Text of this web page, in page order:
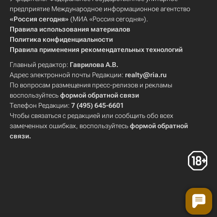
предприятие Международное информационное агентство
«Россия сегодня» (МИА «Россия сегодня»).
Правила использования материалов
Политика конфиденциальности
Правила применения рекомендательных технологий
Главный редактор: Гаврилова А.В.
Адрес электронной почты Редакции: realty@ria.ru
По вопросам размещения пресс-релизов и рекламы
воспользуйтесьформой обратной связи
Телефон Редакции: 7 (495) 645-6601
Чтобы связаться с редакцией или сообщить обо всех
замеченных ошибках, воспользуйтесьформой обратной
связи.